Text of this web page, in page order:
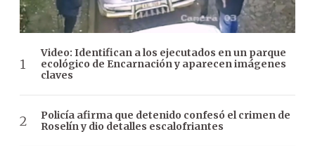
Video: Identifican a los ejecutados en un parque
ecológico de Encarnación y aparecen imágenes
claves
Policía afirma que detenido confesó el crimen de
Roselín y dio detalles escalofriantes